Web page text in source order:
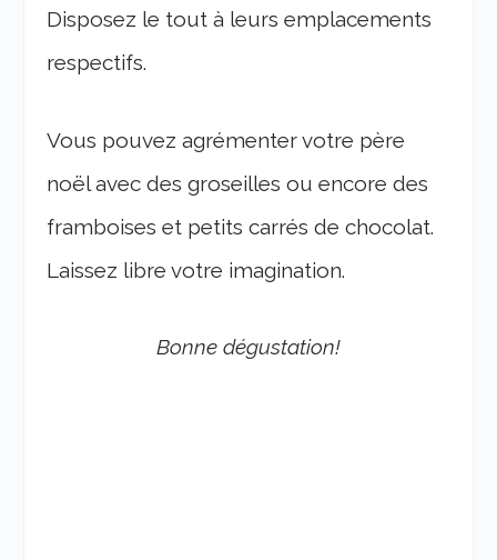
Disposez le tout à leurs emplacements
respectifs.
Vous pouvez agrémenter votre père
noël avec des groseilles ou encore des
framboises et petits carrés de chocolat.
Laissez libre votre imagination.
Bonne dégustation!